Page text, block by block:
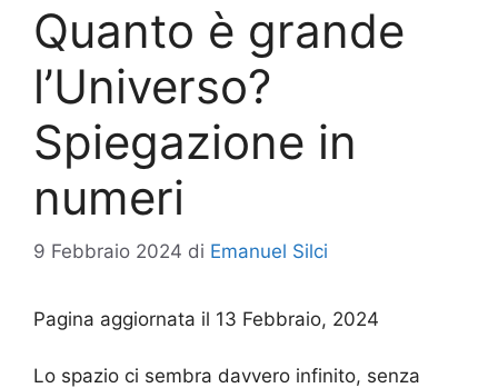
Quanto è grande
l’Universo?
Spiegazione in
numeri
9 Febbraio 2024 di Emanuel Silci
Pagina aggiornata il 13 Febbraio, 2024
Lo spazio ci sembra davvero infinito, senza